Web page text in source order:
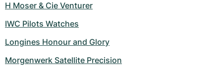
H Moser & Cie Venturer
IWC Pilots Watches
Longines Honour and Glory
Morgenwerk Satellite Precision